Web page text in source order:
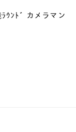
ｳﾝﾄﾞ カメラマン